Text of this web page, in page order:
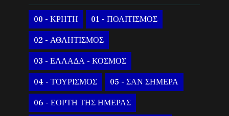
00 - ΚΡΗΤΗ 01 - ΠΟΛΙΤΙΣΜΟΣ
02 - ΑΘΛΗΤΙΣΜΟΣ
03 - ΕΛΛΑΔΑ - ΚΟΣΜΟΣ
04 - ΤΟΥΡΙΣΜΟΣ 05 - ΣΑΝ ΣΗΜΕΡΑ
06 - ΕΟΡΤΗ ΤΗΣ ΗΜΕΡΑΣ